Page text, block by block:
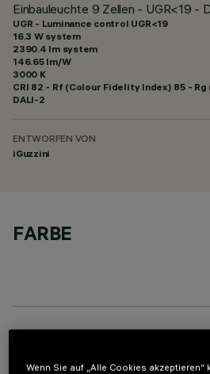
Einbauleuchte 9 Zellen - UGR<19 -
UGR - Luminance control UGR<19
16.3 W system
2390.4 lm system
146.65 lm/W
3000 K
CRI 82 - Rf (Colour Fidelity Index) 85 - Rg
DALI-2
ENTWORFEN VON
iGuzzini
FARBE
Wenn Sie auf „Alle Cookies